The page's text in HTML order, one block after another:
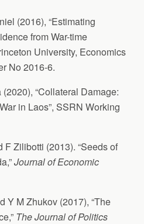
(2016), “Estimating
from War-time
University, Economics
No 2016-6.
“Collateral Damage:
in Laos”, SSRN Working
Zilibotti (2013). “Seeds of
Journal of Economic
Y M Zhukov (2017), “The
TheJournal of Politics